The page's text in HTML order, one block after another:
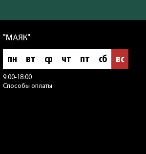
"МАЯК"
пн вт ср чт пт сб вс
9:00-18:00
Способы оплаты